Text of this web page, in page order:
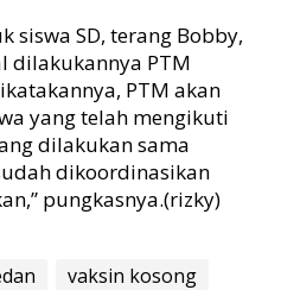
siswa SD, terang Bobby,
dilakukannya PTM
PTM akan
yang telah mengikuti
dilakukan sama
dikoordinasikan
pungkasnya.(rizky)
vaksin kosong